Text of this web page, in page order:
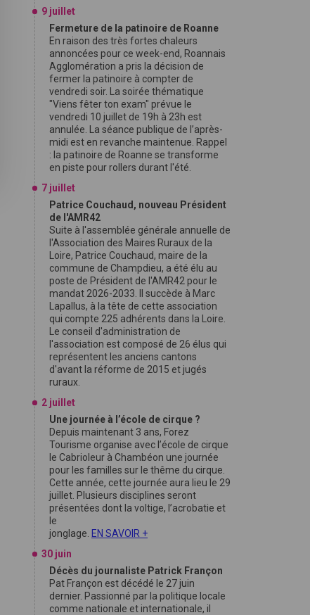
9 juillet
Fermeture de la patinoire de Roanne
En raison des très fortes chaleurs
annoncées pour ce week-end, Roannais
Agglomération a pris la décision de
fermer la patinoire à compter de
vendredi soir. La soirée thématique
"Viens fêter ton exam" prévue le
vendredi 10 juillet de 19h à 23h est
annulée. La séance publique de l’après-
midi est en revanche maintenue. Rappel
: la patinoire de Roanne se transforme
en piste pour rollers durant l'été.
7 juillet
Patrice Couchaud, nouveau Président
de l'AMR42
Suite à l'assemblée générale annuelle de
l'Association des Maires Ruraux de la
Loire, Patrice Couchaud, maire de la
commune de Champdieu, a été élu au
poste de Président de l'AMR42 pour le
mandat 2026-2033. Il succède à Marc
Lapallus, à la tête de cette association
qui compte 225 adhérents dans la Loire.
Le conseil d'administration de
l'association est composé de 26 élus qui
représentent les anciens cantons
d'avant la réforme de 2015 et jugés
ruraux.
2 juillet
Une journée à l’école de cirque ?
Depuis maintenant 3 ans, Forez
Tourisme organise avec l’école de cirque
le Cabrioleur à Chambéon une journée
pour les familles sur le thême du cirque.
Cette année, cette journée aura lieu le 29
juillet. Plusieurs disciplines seront
présentées dont la voltige, l’acrobatie et
le
jonglage. EN SAVOIR +
30 juin
Décès du journaliste Patrick Françon
Pat Françon est décédé le 27 juin
dernier. Passionné par la politique locale
comme nationale et internationale, il